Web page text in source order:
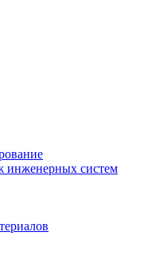
инженерных систем